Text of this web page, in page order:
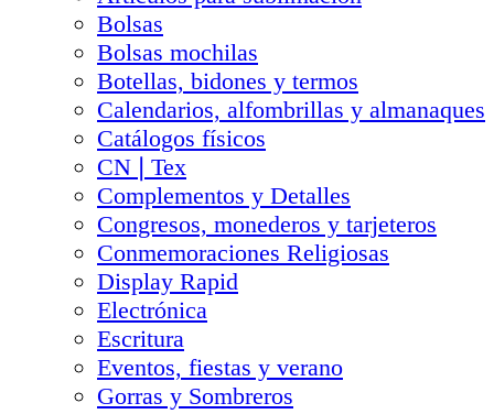
Bolsas
Bolsas mochilas
Botellas, bidones y termos
Calendarios, alfombrillas y almanaques
Catálogos físicos
CN❘Tex
Complementos y Detalles
Congresos, monederos y tarjeteros
Conmemoraciones Religiosas
Display Rapid
Electrónica
Escritura
Eventos, fiestas y verano
Gorras y Sombreros